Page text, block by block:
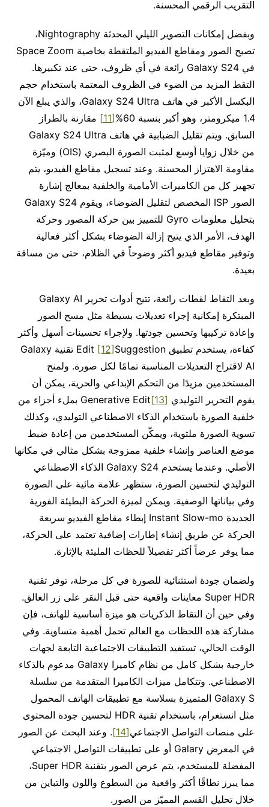
التقريب الرقمي المحسنة.
وبفضل إمكانات التصوير الليلي المحدثة Nightography،
تصبح الصور ومقاطع الفيديو الملتقطة بخاصية Space Zoom
في Galaxy S24 رائعة في أي ظروف، حتى عند تكبيرها.
التقط المزيد من الضوء في الظروف المعتمة باستخدام حجم
البكسل الأكبر في هاتف Galaxy S24 Ultra، والذي يبلغ الآن
1.4 ميكرومتر، وهو أكبر بنسبة 60%
[11]
مقارنة بالطراز
السابق. ويتم تقليل الضبابية في هاتف Galaxy S24 Ultra
من خلال زوايا أوسع لمثبت الصورة البصري (OIS) وميّزة
مقاومة الاهتزاز المحسنة. وعند تسجيل مقاطع الفيديو، يتم
تجهيز كل من الكاميرات الأمامية والخلفية بمعالج إشارة
الصور ISP المخصص لتقليل الضوضاء، ويقوم Galaxy S24
بتحليل معلومات Gyro للتمييز بين حركة المصور وحركة
الهدف، الأمر الذي يتيح إزالة الضوضاء بشكل أكثر فعالية
وتوفير مقاطع فيديو أكثر وضوحاً في الظلام، حتى من مسافة
بعيدة.
وبعد التقاط لقطات رائعة، تتيح أدوات تحرير Galaxy AI
المبتكرة إمكانية إجراء تعديلات بسيطة مثل مسح الصور
وإعادة تركيبها وتحسين جودتها. ولإجراء تحسينات أسهل وأكثر
كفاءة، يستخدم تطبيق Edit
[12]
Suggestion تقنية Galaxy
AI لاقتراح التعديلات المناسبة تمامًا لكل صورة. ولمنح
المستخدمين مزيدًا من التحكم الإبداعي والحرية، يمكن أن
يقوم التحرير التوليدي[13]
Generative Edit بملء أجزاء من
خلفية الصورة باستخدام الذكاء الاصطناعي التوليدي، وكذلك
تسوية الصورة ملتوية، ويمكّن المستخدمين من إعادة ضبط
موضع العناصر وإنشاء خلفية ممزوجة بشكل مثالي في مكانها
الأصلي. وعندما يستخدم Galaxy S24 الذكاء الاصطناعي
التوليدي لتحسين الصورة، ستظهر علامة مائية على الصورة
وفي بياناتها الوصفية. ويمكن لميزة الحركة البطيئة الفورية
الجديدة Instant Slow-mo إبطاء مقاطع الفيديو سريعة
الحركة عن طريق إنشاء إطارات إضافية تعتمد على الحركة،
مما يوفر عرضاً أكثر تفصيلاً للحظات المليئة بالإثارة.
ولضمان جودة استثنائية للصورة في كل مرحلة، توفر تقنية
Super HDR معاينات واقعية حتى قبل النقر على زر الغالق.
وفي حين أن التقاط الذكريات هو ميزة أساسية للهاتف، فإن
مشاركة هذه اللحظات مع العالم تحمل أهمية متساوية. وفي
الوقت الحالي، تستفيد التطبيقات الاجتماعية التابعة لجهات
خارجية بشكل كامل من نظام كاميرا Galaxy مدعوم بالذكاء
الاصطناعي. وتتكامل ميزات الكاميرا المتقدمة من سلسلة
Galaxy S المتميزة بسلاسة مع تطبيقات الهاتف المحمول
مثل انستغرام، باستخدام تقنية HDR لتحسين جودة المحتوى
على منصات التواصل الاجتماعي[14]
. وعند البحث عن الصور
في المعرض Galary أو على تطبيقات التواصل الاجتماعي
المفضلة للمستخدم، يتم عرض الصور بتقنية Super HDR،
مما يبرز نطاقًا أكثر واقعية من السطوع واللون والتباين من
خلال تحليل القسم المميّز من الصور.